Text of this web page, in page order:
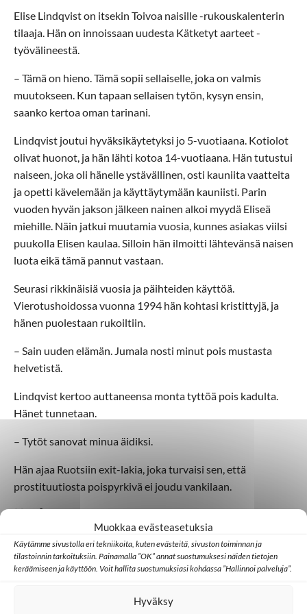
Muokkaa evästeasetuksia
Käytämme sivustolla eri tekniikoita, kuten evästeitä, sivuston toiminnan ja
tilastoinnin tarkoituksiin. Painamalla ”OK” annat suostumuksesi näiden tietojen
keräämiseen ja käyttöön. Voit hallita suostumuksiasi kohdassa ”Hallinnoi palveluja”.
Hyväksy
Elise Lindqvist on itsekin Toivoa naisille -rukouskalenterin
tilaaja. Hän on innoissaan uudesta Kätketyt aarteet -
työvälineestä.
– Tämä on hieno. Tämä sopii sellaiselle, joka on valmis
muutokseen. Kun tapaan sellaisen tytön, kysyn ensin,
saanko kertoa oman tarinani.
Lindqvist joutui hyväksikäytetyksi jo 5-vuotiaana. Kotiolot
olivat huonot, ja hän lähti kotoa 14-vuotiaana. Hän tutustui
naiseen, joka oli hänelle ystävällinen, osti kauniita vaatteita
ja opetti kävelemään ja käyttäytymään kauniisti. Parin
vuoden hyvän jakson jälkeen nainen alkoi myydä Eliseä
miehille. Näin jatkui muutamia vuosia, kunnes asiakas viilsi
puukolla Elisen kaulaa. Silloin hän ilmoitti lähtevänsä naisen
luota eikä tämä pannut vastaan.
Seurasi rikkinäisiä vuosia ja päihteiden käyttöä.
Vierotushoidossa vuonna 1994 hän kohtasi kristittyjä, ja
hänen puolestaan rukoiltiin.
– Sain uuden elämän. Jumala nosti minut pois mustasta
helvetistä.
Lindqvist kertoo auttaneensa monta tyttöä pois kadulta.
Hänet tunnetaan.
– Tytöt sanovat minua äidiksi.
Hän ajaa Ruotsiin exit-lakia, joka turvaisi sen, että
prostituutiosta poispyrkivä ei joudu vankilaan.
Kätketyt aarteet:
10-osainen kuunnelmasarja, joka on suunnattu
ihmiskaupan uhreille.
Äänitetty englannin lisäksi romaniaksi, albaniaksi,
tuotannot ovat tekeillä.